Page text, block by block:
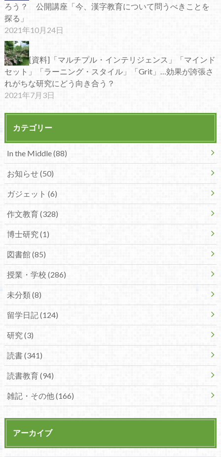
ろう？ 公開講座「今、漢字教育について問うべきことを
探る」
2021年10月24日
[資料]「マルチプル・インテリジェンス」「マインド
セット」「ラーニング・スタイル」「Grit」…効果が誇張さ
れがちな研究にどう向き合う？
2021年7月3日
カテゴリー
In the Middle (88)
お知らせ (50)
ガジェット (6)
作文教育 (328)
博士研究 (1)
図書館 (85)
授業・学校 (286)
未分類 (8)
留学日記 (124)
研究 (3)
読書 (341)
読書教育 (94)
雑記・その他 (166)
アーカイブ